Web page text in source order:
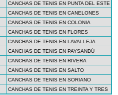
CANCHAS DE TENIS EN PUNTA DEL ESTE
CANCHAS DE TENIS EN CANELONES
CANCHAS DE TENIS EN COLONIA
CANCHAS DE TENIS EN FLORES
CANCHAS DE TENIS EN LAVALLEJA
CANCHAS DE TENIS EN PAYSANDÚ
CANCHAS DE TENIS EN RIVERA
CANCHAS DE TENIS EN SALTO
CANCHAS DE TENIS EN SORIANO
CANCHAS DE TENIS EN TREINTA Y TRES